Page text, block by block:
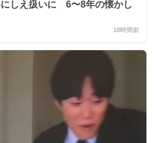
にしえ扱いに 6〜8年の懐かし
18時間前